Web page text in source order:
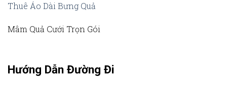
Thuê Áo Dài Bưng Quả
Mâm Quả Cưới Trọn Gói
Hướng Dẫn Đường Đi